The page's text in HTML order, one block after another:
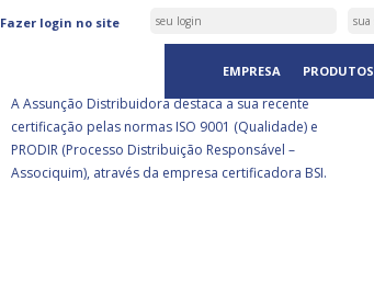
Fazer login no site
EMPRESA PRODUTOS
ASSUNÇÃO DISTRIBUIDORA É
CERTIFICADA PELA BSI
A Assunção Distribuidora destaca a sua recente
certificação pelas normas ISO 9001 (Qualidade) e
PRODIR (Processo Distribuição Responsável –
Associquim), através da empresa certificadora BSI.